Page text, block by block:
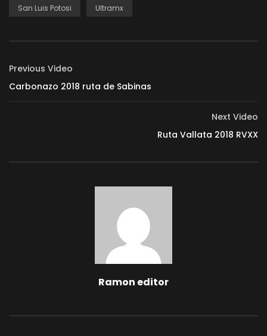
San Luis Potosi Ultramx
Previous Video
Carbonazo 2018 ruta de Sabinas
Next Video
Ruta Vallata 2018 RVXX
Ramon editor